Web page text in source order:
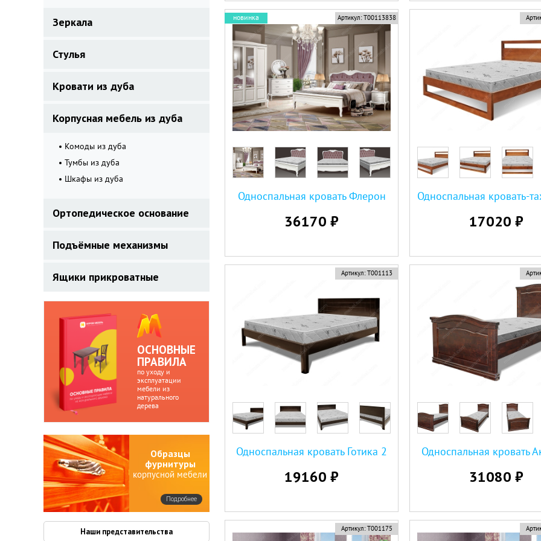
Зеркала
Стулья
Кровати из дуба
Корпусная мебель из дуба
Комоды из дуба
Тумбы из дуба
Шкафы из дуба
Ортопедическое основание
Подъёмные механизмы
Ящики прикроватные
ОСНОВНЫЕ
ПРАВИЛА
по уходу и
эксплуатации
мебели из
натурального
дерева
Подробнее
Образцы
фурнитуры
корпусной мебели
Наши представительства
новинка Артикул: Т00113838
Односпальная кровать Флерон
36170 ₽ 17020 ₽
Артикул: Т001113
Односпальная кровать Готика 2
19160 ₽
Односпальная кровать
31080 ₽
Артикул: Т001175